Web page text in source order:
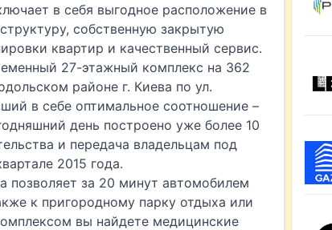
в себя выгодное расположение в
собственную закрытую
квартир и качественный сервис.
27-этажный комплекс на 362
районе г. Киева по ул.
в себе оптимальное соотношение ­–
день построено уже более 10
и передача владельцам под
2015 года.
позволяет за 20 минут автомобилем
к пригородному парку отдыха или
вы найдете медицинские